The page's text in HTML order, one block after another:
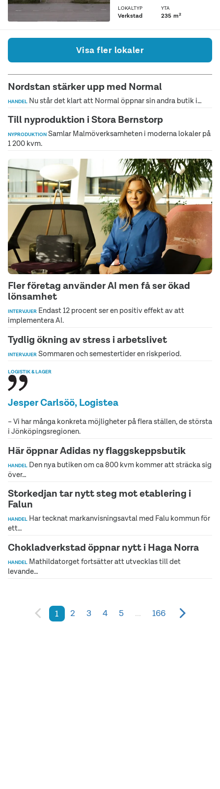
ett 65 m2 entresolplan,
LOKALTYP
Verkstad
YTA
235 m²
Visa fler lokaler
Nordstan stärker upp med Normal
HANDEL Nu står det klart att Normal öppnar sin andra butik i…
Till nyproduktion i Stora Bernstorp
NYPRODUKTION Samlar Malmöverksamheten i moderna lokaler på
1 200 kvm.
Fler företag använder AI men få ser ökad
lönsamhet
INTERVJUER Endast 12 procent ser en positiv effekt av att
implementera AI.
Tydlig ökning av stress i arbetslivet
INTERVJUER Sommaren och semestertider en riskperiod.
LOGISTIK & LAGER
Jesper Carlsöö, Logistea
– Vi har många konkreta möjligheter på flera ställen, de största
i Jönköpingsregionen.
Här öppnar Adidas ny flaggskeppsbutik
HANDEL Den nya butiken om ca 800 kvm kommer att sträcka sig
över…
Storkedjan tar nytt steg mot etablering i
Falun
HANDEL Har tecknat markanvisningsavtal med Falu kommun för
ett…
Chokladverkstad öppnar nytt i Haga Norra
HANDEL Mathildatorget fortsätter att utvecklas till det
levande…
1 2 3 4 5 ... 166